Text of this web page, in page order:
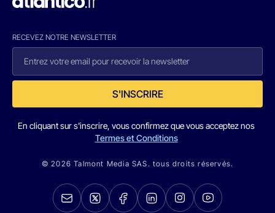
RECEVEZ NOTRE NEWSLETTER
S'INSCRIRE
En cliquant sur s'inscrire, vous confirmez que vous acceptez nos
Termes et Conditions
© 2026 Talmont Media SAS. tous droits réservés.